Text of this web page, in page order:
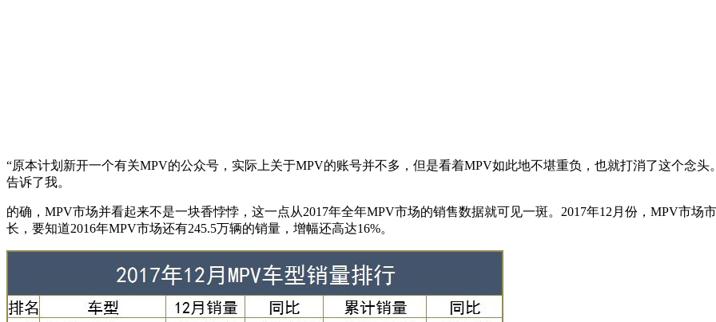
“原本计划新开一个有关MPV的公众号，实际上关于MPV的账号并不多，但是看着MPV如此地不堪重负，也就打消了这个念
告诉了我。
的确，MPV市场并看起来不是一块香悖悖，这一点从2017年全年MPV市场的销售数据就可见一斑。2017年12月份，MPV市场
长，要知道2016年MPV市场还有245.5万辆的销量，增幅还高达16%。